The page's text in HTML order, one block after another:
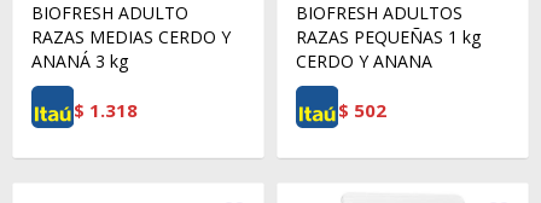
BIOFRESH ADULTO
RAZAS MEDIAS CERDO Y
ANANÁ 3 kg
$ 1.318
BIOFRESH ADULTOS
RAZAS PEQUEÑAS 1 kg
CERDO Y ANANA
$ 502